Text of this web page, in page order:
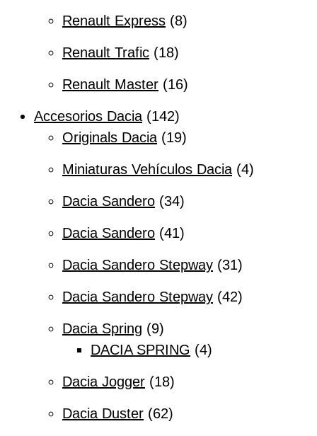
Renault Express 8
Renault Trafic 18
Renault Master 16
Accesorios Dacia
142
Originals Dacia
19
Miniaturas Vehículos Dacia 4
Dacia Sandero 34
Dacia Sandero 41
Dacia Sandero Stepway 31
Dacia Sandero Stepway 42
Dacia Spring
9
DACIA SPRING
4
Dacia Jogger 18
Dacia Duster 62